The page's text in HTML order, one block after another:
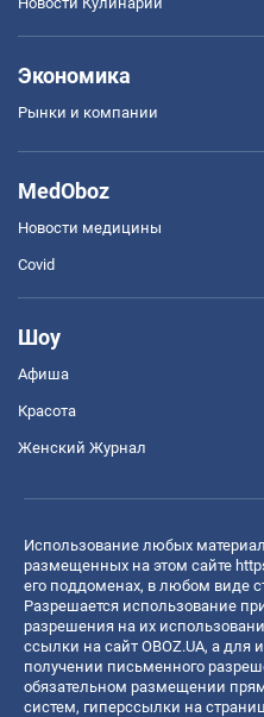
Экономика
Рынки и компании
MedOboz
Новости медицины
Covid
Шоу
Афиша
Красота
Женский Журнал
Использование любых
размещенных на этом сайте
его поддоменах, в любом виде
Разрешается использование
разрешения на их
ссылки на сайт OBOZ.UA, а для
получении письменного
обязательном размещении
систем, гиперссылки на